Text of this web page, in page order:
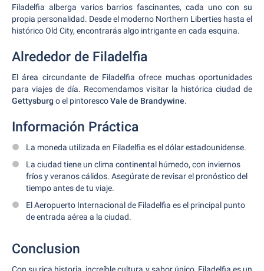
Filadelfia alberga varios barrios fascinantes, cada uno con su
propia personalidad. Desde el moderno Northern Liberties hasta el
histórico Old City, encontrarás algo intrigante en cada esquina.
Alrededor de Filadelfia
El área circundante de Filadelfia ofrece muchas oportunidades
para viajes de día. Recomendamos visitar la histórica ciudad de
Gettysburg o el pintorescoVale de Brandywine.
Información Práctica
La moneda utilizada en Filadelfia es el dólar estadounidense.
La ciudad tiene un clima continental húmedo, con inviernos
fríos y veranos cálidos. Asegúrate de revisar el pronóstico del
tiempo antes de tu viaje.
El Aeropuerto Internacional de Filadelfia es el principal punto
de entrada aérea a la ciudad.
Conclusion